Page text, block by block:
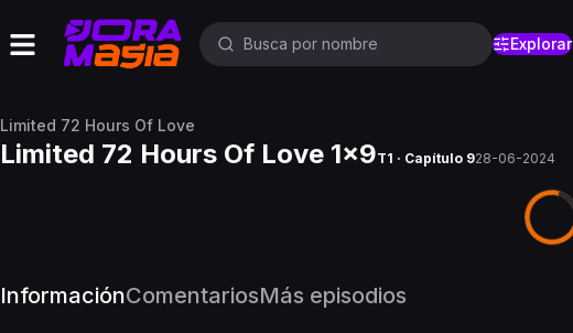
Explorar
Limited 72 Hours Of Love
Limited 72 Hours Of Love 1x9T1 · Capítulo 928-06-2024
InformaciónComentariosMás episodios